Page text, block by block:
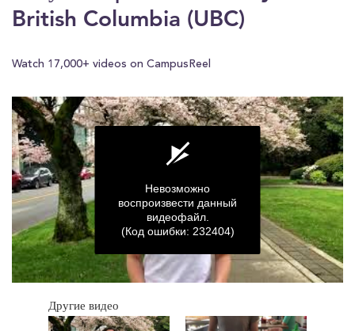
British Columbia (UBC)
Watch 17,000+ videos on CampusReel
seconds
Невозможно
воспроизвести данный
видеофайл.
(Код ошибки: 232404)
Другие видео